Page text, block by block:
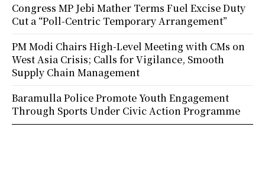
Congress MP Jebi Mather Terms Fuel Excise Duty
Cut a “Poll-Centric Temporary Arrangement”
PM Modi Chairs High-Level Meeting with CMs on
West Asia Crisis; Calls for Vigilance, Smooth
Supply Chain Management
Baramulla Police Promote Youth Engagement
Through Sports Under Civic Action Programme